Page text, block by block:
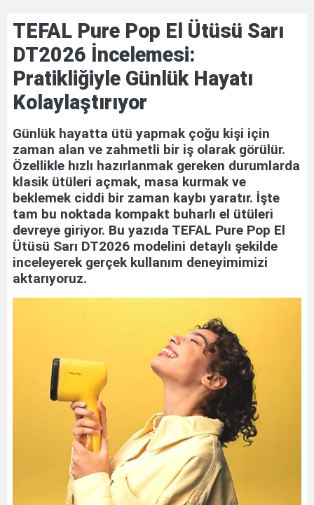
Temizliğinde Yeni
Nesil Yaklaşım
TEFAL Pure Pop El Ütüsü Sarı
DT2026 İncelemesi:
Pratikliğiyle Günlük Hayatı
Kolaylaştırıyor
Günlük hayatta ütü yapmak çoğu kişi için
zaman alan ve zahmetli bir iş olarak görülür.
Özellikle hızlı hazırlanmak gereken durumlarda
klasik ütüleri açmak, masa kurmak ve
beklemek ciddi bir zaman kaybı yaratır. İşte
tam bu noktada kompakt buharlı el ütüleri
devreye giriyor. Bu yazıda TEFAL Pure Pop El
Ütüsü Sarı DT2026 modelini detaylı şekilde
inceleyerek gerçek kullanım deneyimimizi
aktarıyoruz.